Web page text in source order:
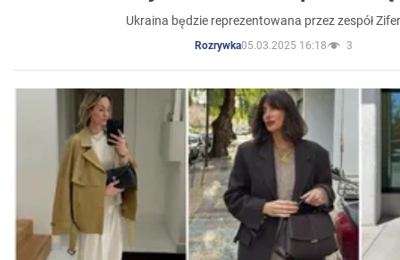
Ukraina będzie reprezentowana przez zespół
Rozrywka05.03.2025 16:18 3